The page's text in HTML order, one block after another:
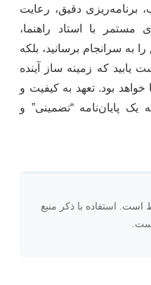
دقیق، رعایت
با استاد راهنما،
سرانجام برسانید، بلکه
که زمینه ساز آینده
بود. تعهد به کیفیت و
پایان‌نامه “تضمینی” و
استفاده با ذکر منبع